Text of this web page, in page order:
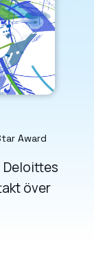
Award
Deloittes
över